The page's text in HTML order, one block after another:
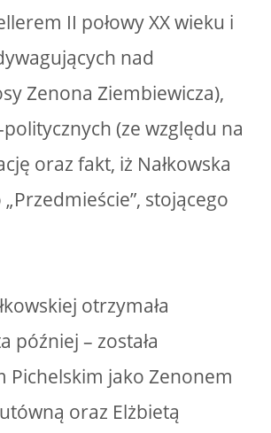
II połowy XX wieku i
nad
Zenona Ziembiewicza),
(ze względu na
oraz fakt, iż Nałkowska
stojącego
otrzymała
później – została
Pichelskim jako Zenonem
oraz Elżbietą